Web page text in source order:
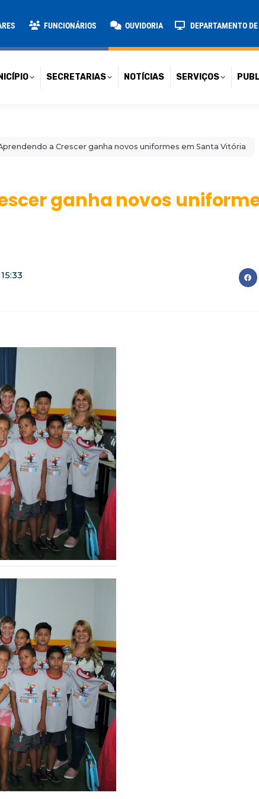
FUNCIONÁRIOS OUVIDORIA DEPARTAMENTO
SECRETARIAS NOTÍCIAS SERVIÇOS
a Crescer ganha novos uniformes em Santa Vitória
ganha novos
15:33